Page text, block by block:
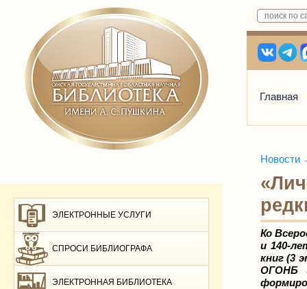
Главная
ЭЛЕКТРОННЫЕ УСЛУГИ
СПРОСИ БИБЛИОГРАФА
ЭЛЕКТРОННАЯ БИБЛИОТЕКА
Новости
Ко
и 140-
книг (3
ОГОНБ